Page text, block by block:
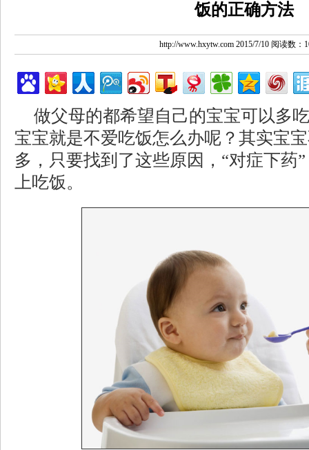
饭的正确方法
http://www.hxytw.com 2015/7/10 阅读数：
做父母的都希望自己的宝宝可以多
宝宝就是不爱吃饭怎么办呢？其实宝
多，只要找到了这些原因，“对症下药
上吃饭。